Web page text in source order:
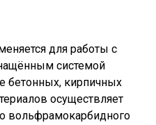
для работы с
системой
бетонных, кирпичных
осуществляет
вольфрамокарбидного